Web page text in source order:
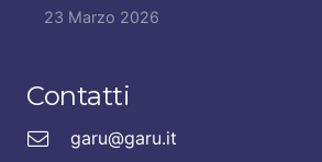
23 Marzo 2026
Contatti
garu@garu.it